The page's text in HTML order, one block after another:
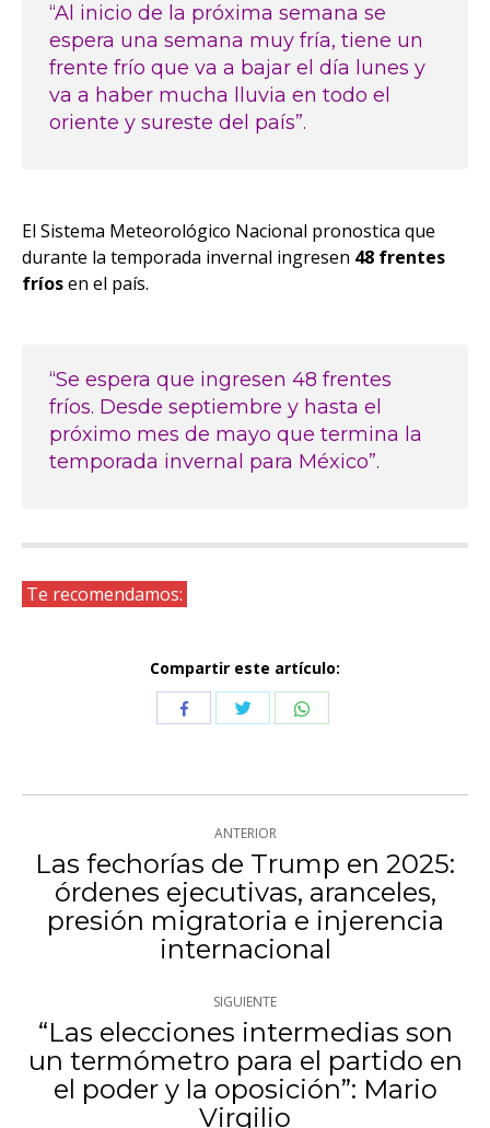
“Al inicio de la próxima semana se
espera una semana muy fría, tiene un
frente frío que va a bajar el día lunes y
va a haber mucha lluvia en todo el
oriente y sureste del país”.
El Sistema Meteorológico Nacional pronostica que
durante la temporada invernal ingresen 48 frentes
fríosen el país.
“Se espera que ingresen 48 frentes
fríos. Desde septiembre y hasta el
próximo mes de mayo que termina la
temporada invernal para México”.
Te recomendamos:
Compartir este artículo:
CompartirCompartirCompartir
Navegación
entre
publicaciones
ANTERIOR
Publicación
anterior:
Las fechorías de Trump en 2025:
órdenes ejecutivas, aranceles,
presión migratoria e injerencia
internacional
SIGUIENTE
Publicación
siguiente:
“Las elecciones intermedias son
un termómetro para el partido en
el poder y la oposición”: Mario
Virgilio